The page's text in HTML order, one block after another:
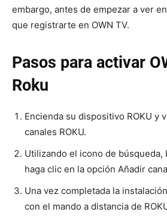
embargo, antes de empezar a ver
que registrarte en OWN TV.
Pasos para activar
Roku
Encienda su dispositivo ROKU y
canales ROKU.
Utilizando el icono de búsqueda,
haga clic en la opción Añadir
Una vez completada la
con el mando a distancia de